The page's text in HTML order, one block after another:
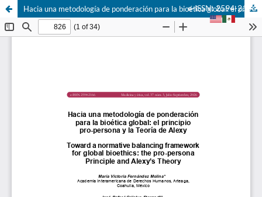
Hacia una metodología de ponderación para la bioética global: el principio pro-persona y la Teoría de Alexy
e-ISSN: 2594-2166